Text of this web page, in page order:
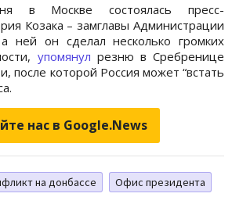
в Москве состоялась пресс-
Козака – замглавы Администрации
ней он сделал несколько громких
упомянул резню в Сребренице
после которой Россия может “встать
нас в Google.News
на донбассе
Офис президента